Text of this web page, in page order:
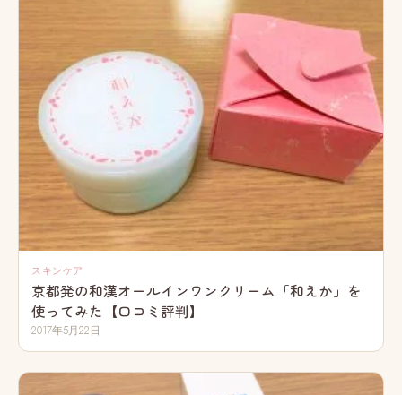
スキンケア
京都発の和漢オールインワンクリーム「和えか」を
使ってみた【口コミ評判】
2017年5月22日